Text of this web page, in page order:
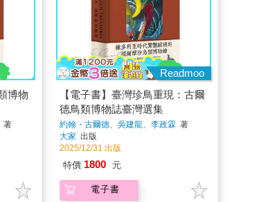
博物
Readmoo
【電子書】臺灣珍鳥重現：古爾
德鳥類博物誌臺灣選集
約翰・古爾德、吳建龍、李政霖著
大家 出版
2025/12/31 出版
特價 1800 元
電子書